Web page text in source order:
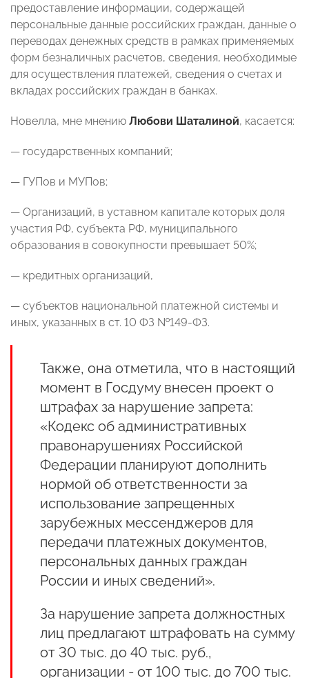
предоставление информации, содержащей
персональные данные российских граждан, данные о
переводах денежных средств в рамках применяемых
форм безналичных расчетов, сведения, необходимые
для осуществления платежей, сведения о счетах и
вкладах российских граждан в банках.
Новелла, мне мнению Любови Шаталиной, касается:
— государственных компаний;
— ГУПов и МУПов;
— Организаций, в уставном капитале которых доля
участия РФ, субъекта РФ, муниципального
образования в совокупности превышает 50%;
— кредитных организаций,
— субъектов национальной платежной системы и
иных, указанных в ст. 10 ФЗ №149-ФЗ.
Также, она отметила, что в настоящий
момент в Госдуму внесен проект о
штрафах за нарушение запрета:
«Кодекс об административных
правонарушениях Российской
Федерации планируют дополнить
нормой об ответственности за
использование запрещенных
зарубежных мессенджеров для
передачи платежных документов,
персональных данных граждан
России и иных сведений».
За нарушение запрета должностных
лиц предлагают штрафовать на сумму
от 30 тыс. до 40 тыс. руб.,
организации - от 100 тыс. до 700 тыс.